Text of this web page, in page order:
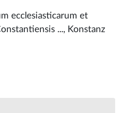
ecclesiasticarum et
..., Konstanz